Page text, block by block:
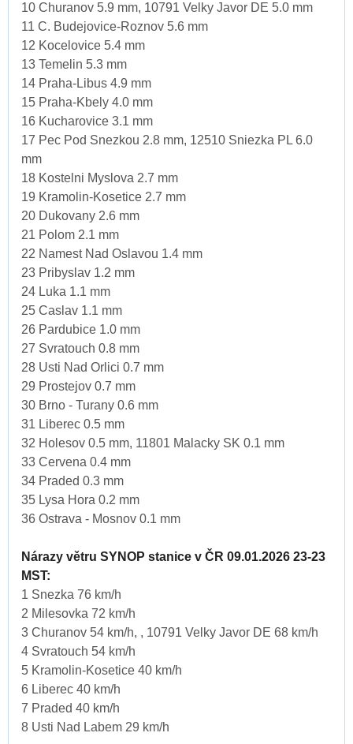
10 Churanov 5.9 mm, 10791 Velky Javor DE 5.0 mm
11 C. Budejovice-Roznov 5.6 mm
12 Kocelovice 5.4 mm
13 Temelin 5.3 mm
14 Praha-Libus 4.9 mm
15 Praha-Kbely 4.0 mm
16 Kucharovice 3.1 mm
17 Pec Pod Snezkou 2.8 mm, 12510 Sniezka PL 6.0
mm
18 Kostelni Myslova 2.7 mm
19 Kramolin-Kosetice 2.7 mm
20 Dukovany 2.6 mm
21 Polom 2.1 mm
22 Namest Nad Oslavou 1.4 mm
23 Pribyslav 1.2 mm
24 Luka 1.1 mm
25 Caslav 1.1 mm
26 Pardubice 1.0 mm
27 Svratouch 0.8 mm
28 Usti Nad Orlici 0.7 mm
29 Prostejov 0.7 mm
30 Brno - Turany 0.6 mm
31 Liberec 0.5 mm
32 Holesov 0.5 mm, 11801 Malacky SK 0.1 mm
33 Cervena 0.4 mm
34 Praded 0.3 mm
35 Lysa Hora 0.2 mm
36 Ostrava - Mosnov 0.1 mm
Nárazy větru SYNOP stanice v ČR 09.01.2026 23-23
MST:
1 Snezka 76 km/h
2 Milesovka 72 km/h
3 Churanov 54 km/h, , 10791 Velky Javor DE 68 km/h
4 Svratouch 54 km/h
5 Kramolin-Kosetice 40 km/h
6 Liberec 40 km/h
7 Praded 40 km/h
8 Usti Nad Labem 29 km/h